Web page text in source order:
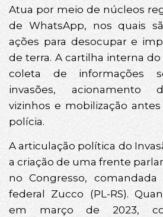
Atua por meio de núcleos
de WhatsApp, nos quais
ações para desocupar e
de terra. A cartilha interna
coleta de informações
invasões, acionamento
vizinhos e mobilização
polícia.
A articulação política do
a criação de uma frente
no Congresso,
federal Zucco (PL-RS).
em março de 2023,